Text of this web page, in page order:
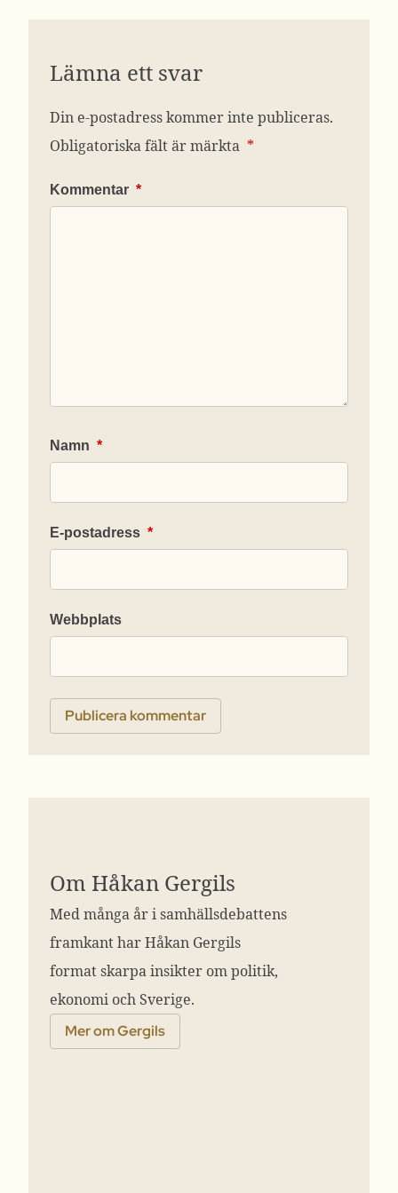
Lämna ett svar
Din e-postadress kommer inte publiceras.
Obligatoriska fält är märkta *
Kommentar *
Namn *
E-postadress *
Webbplats
Om Håkan Gergils
Med många år i samhällsdebattens
framkant har Håkan Gergils
format skarpa insikter om politik,
ekonomi och Sverige.
Mer om Gergils